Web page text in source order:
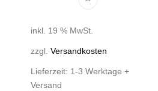
inkl. 19 % MwSt.
zzgl. Versandkosten
Lieferzeit: 1-3 Werktage +
Versand